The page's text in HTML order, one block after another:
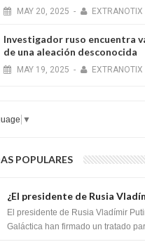
MAY 20, 2025 - EXTRANOTIX
Investigador ruso encuentra
de una aleación desconocida
MAY 19, 2025 - EXTRANOTIX
▼
POPULARES
¿El presidente de Rusia
Federación Galactica han
para acabar con los
El presidente de Rusia Vladímir
Galáctica han firmado un tratado